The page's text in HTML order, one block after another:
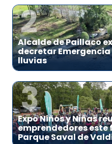
2
Alcalde de Paillaco
decretar
lluvias
3
Expo Niños y Niñas
emprendedores este
Parque Saval de